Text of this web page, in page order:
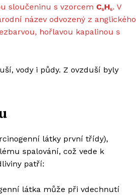
sloučeninu s vzorcem C₆H₆. V
název odvozený z anglického
hořlavou kapalinou s
vody i půdy. Z ovzduší byly
látky první třídy),
spalování, což vede k
patří:
látka může při vdechnutí